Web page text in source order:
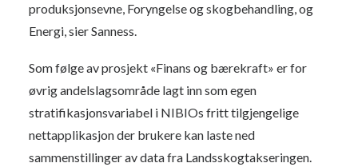
produksjonsevne, Foryngelse og skogbehandling, og
Energi, sier Sanness.
Som følge av prosjekt «Finans og bærekraft» er for
øvrig andelslagsområde lagt inn som egen
stratifikasjonsvariabel i NIBIOs fritt tilgjengelige
nettapplikasjon der brukere kan laste ned
sammenstillinger av data fra Landsskogtakseringen.